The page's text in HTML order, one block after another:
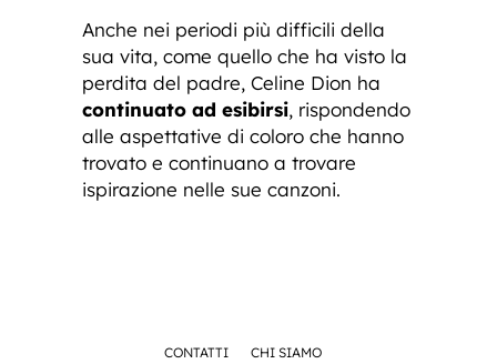
Anche nei periodi più difficili della
sua vita, come quello che ha visto la
perdita del padre, Celine Dion ha
continuato ad esibirsi, rispondendo
alle aspettative di coloro che hanno
trovato e continuano a trovare
ispirazione nelle sue canzoni.
CONTATTI CHI SIAMO